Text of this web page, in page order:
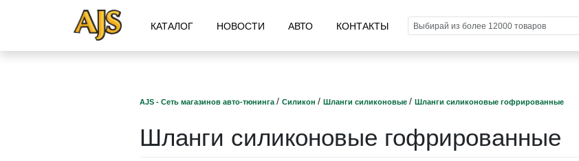
КАТАЛОГ НОВОСТИ АВТО КОНТАКТЫ
AJS - Сеть магазинов авто-тюнинга / Силикон / Шланги силиконовые / Шланги силиконовые гофрированные
Шланги силиконовые гофрированные